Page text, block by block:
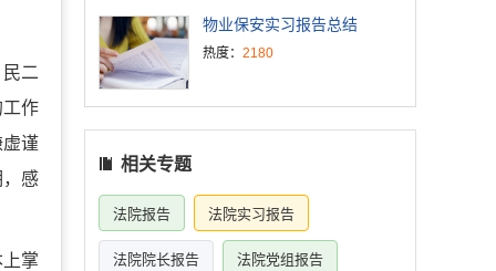
二
作
谨
感
掌
物业保安实习报告总结
热度： 2180
相关专题
法院报告 法院实习报告
法院院长报告 法院党组报告